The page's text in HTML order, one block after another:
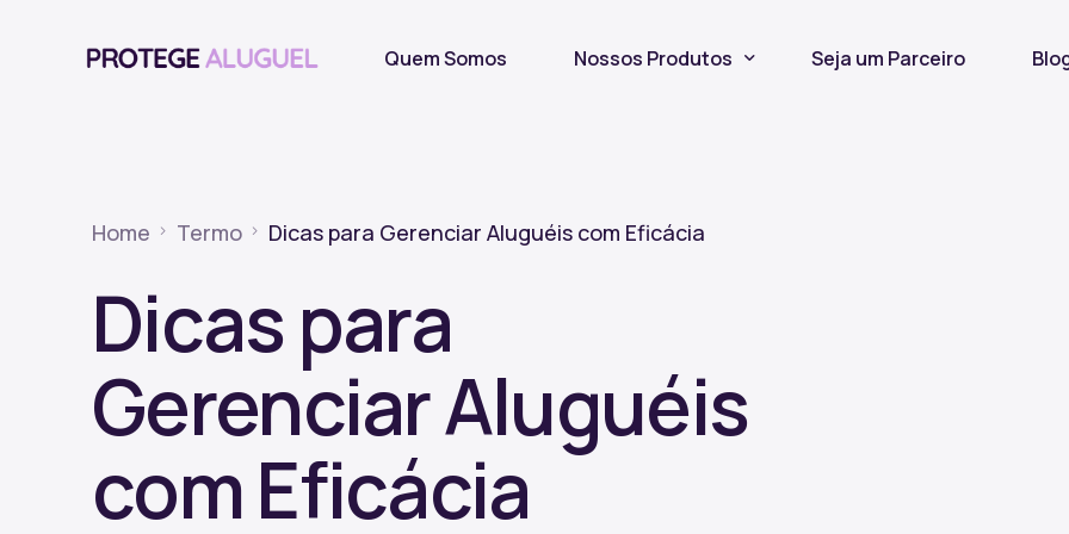
Quem Somos Nossos Produtos
Seguro Fiança Locatícia
Seja um Parceiro
Home Termo Dicas para Gerenciar Aluguéis com Eficácia
Dicas para
Gerenciar Aluguéis
com Eficácia